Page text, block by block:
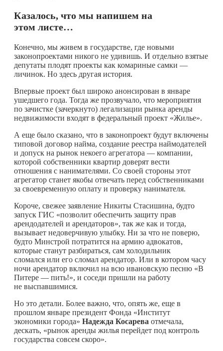
Казалось, что мы напишем на
этом листе…
Конечно, мы живем в государстве, где новыми
законопроектами никого не удивишь. И отдельно взятые
депутаты плодят проекты как комариные самки —
личинок. Но здесь другая история.
Впервые проект был широко анонсирован в январе
ушедшего года. Тогда же прозвучало, что мероприятия
по зачистке (зачеркнуто) легализации рынка аренды
недвижимости входят в федеральный проект «Жилье».
А еще было сказано, что в законопроект будут включены
типовой договор найма, создание реестра наймодателей
и допуск на рынок некоего агрегатора — компании,
которой собственники квартир доверят вести
отношения с нанимателями. Со своей стороны этот
агрегатор станет якобы отвечать перед собственниками
за своевременную оплату и проверку нанимателя.
Короче, свежее заявление Никиты Стасишина, будто
запуск ГИС «позволит обеспечить защиту прав
арендодателей и арендаторов», так же как и тогда,
вызывает недоверчивую улыбку. Ни за что не поверю,
будто Минстрой потратится на армию адвокатов,
которые станут разбираться, сам холодильник
сломался или его сломал арендатор. Или в котором часу
ночи арендатор включил на всю ивановскую песню «В
Питере — пить!», и соседи пришли на работу
не выспавшимися.
Но это детали. Более важно, что, опять же, еще в
прошлом январе президент Фонда «Институт
экономики города» Надежда Косарева отмечала,
дескать, «рынок аренды жилья перейдет под контроль
государства совсем скоро».